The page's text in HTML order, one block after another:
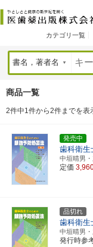
カテゴリ一覧
商品一覧
2件中1件から2件までを表
発売中
歯科衛生
中垣晴男
定価
品切れ
歯科衛生
中垣晴男
発行時参